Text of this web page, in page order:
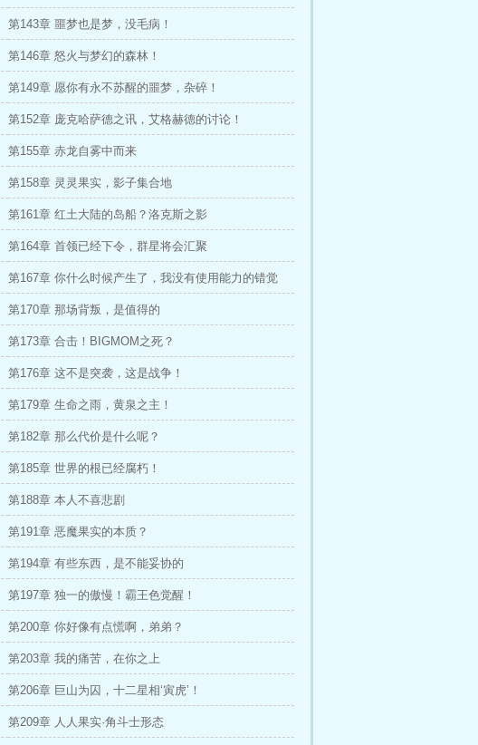
第143章 噩梦也是梦，没毛病！
第146章 怒火与梦幻的森林！
第149章 愿你有永不苏醒的噩梦，杂碎！
第152章 庞克哈萨德之讯，艾格赫德的讨论！
第155章 赤龙自雾中而来
第158章 灵灵果实，影子集合地
第161章 红土大陆的岛船？洛克斯之影
第164章 首领已经下令，群星将会汇聚
第167章 你什么时候产生了，我没有使用能力的错觉
第170章 那场背叛，是值得的
第173章 合击！BIGMOM之死？
第176章 这不是突袭，这是战争！
第179章 生命之雨，黄泉之主！
第182章 那么代价是什么呢？
第185章 世界的根已经腐朽！
第188章 本人不喜悲剧
第191章 恶魔果实的本质？
第194章 有些东西，是不能妥协的
第197章 独一的傲慢！霸王色觉醒！
第200章 你好像有点慌啊，弟弟？
第203章 我的痛苦，在你之上
第206章 巨山为囚，十二星相‘寅虎’！
第209章 人人果实·角斗士形态